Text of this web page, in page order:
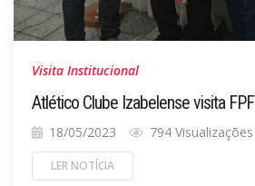
Visita Institucional
Atlético Clube Izabelense visita FPF
18/05/2023 794 Visualizações
LER NOTÍCIA